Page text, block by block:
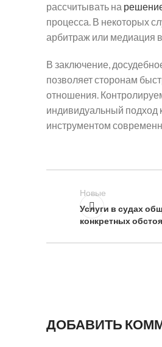
рассчитывать на
процесса. В некоторых
арбитраж или медиация
В заключение,
позволяет сторонам
отношения.
индивидуальный подход
инструментом
Новые
Услуги в судах
конкретных
ДОБАВИТЬ